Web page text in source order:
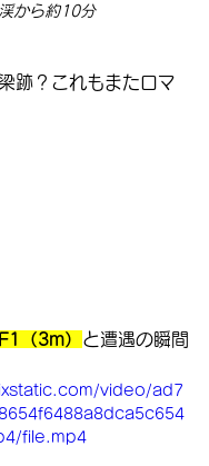
から約10分
跡？これもまたロマ
F1（3m） と遭遇の瞬間
video/ad7
file.mp4